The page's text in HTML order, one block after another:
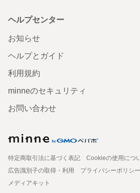
ヘルプセンター
お知らせ
ヘルプとガイド
利用規約
minneのセキュリティ
お問い合わせ
特定商取引法に基づく表記
Cookieの使用につ
広告識別子の取得・利用
プライバシーポリシー
メディアキット